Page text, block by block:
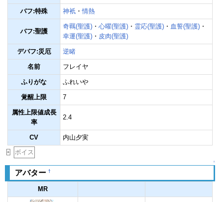
バフ:特殊 神衹 ・情熱
バフ:聖護
奇羈(聖護) ・ 心曜(聖護) ・ 霊応(聖護) ・ 血誓(聖護) ・
幸運(聖護) ・ 皮肉(聖護)
デバフ:災厄 逆睹
名前 フレイヤ
ふりがな ふれいや
覚醒上限 7
属性上限値成長
率
2.4
CV 内山夕実
+ ボイス
↑
アバター †
MR